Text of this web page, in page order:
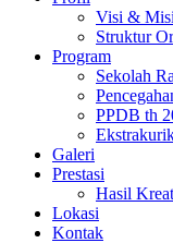
Visi & Misi
Struktur
Program
Sekolah
PPDB th
Galeri
Prestasi
Hasil
Lokasi
Kontak